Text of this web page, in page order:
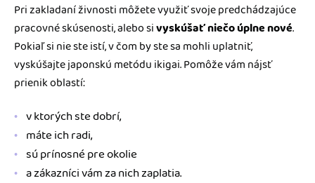
Pri zakladaní živnosti môžete využiť svoje predchádzajúce
pracovné skúsenosti, alebo sivyskúšať niečo úplne nové.
Pokiaľ si nie ste istí, v čom by ste sa mohli uplatniť,
vyskúšajte japonskú metódu ikigai. Pomôže vám nájsť
prienik oblastí:
v ktorých ste dobrí,
máte ich radi,
sú prínosné pre okolie
a zákazníci vám za nich zaplatia.